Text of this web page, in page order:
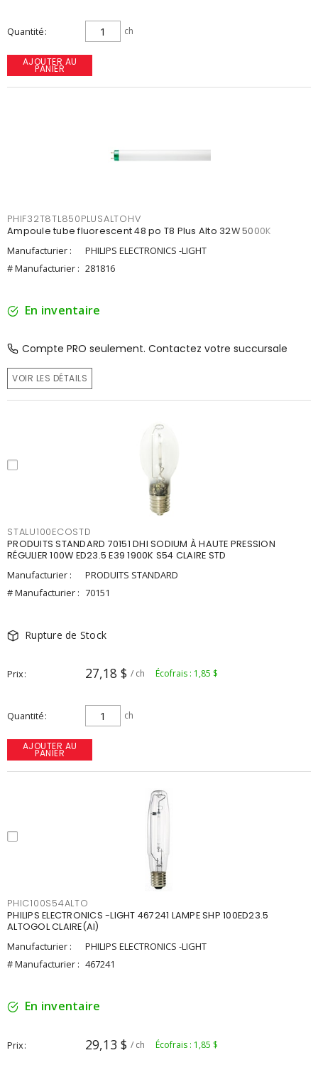
Quantité ch
AJOUTER AU
PANIER
PHIF32T8TL850PLUSALTOHV
Ampoule tube fluorescent 48 po T8 Plus Alto 32W 5000K
Manufacturier :
PHILIPS ELECTRONICS -LIGHT
# Manufacturier : 281816
En inventaire
Compte PRO seulement. Contactez votre succursale
VOIR LES DÉTAILS
STALU100ECOSTD
PRODUITS STANDARD 70151 DHI SODIUM À HAUTE PRESSION
RÉGULIER 100W ED23.5 E39 1900K S54 CLAIRE STD
Manufacturier :
PRODUITS STANDARD
# Manufacturier : 70151
Rupture de Stock
Prix 27,18 $ / ch Écofrais : 1,85 $
Quantité ch
AJOUTER AU
PANIER
PHIC100S54ALTO
PHILIPS ELECTRONICS -LIGHT 467241 LAMPE SHP 100ED23.5
ALTOGOL CLAIRE(AI)
Manufacturier :
PHILIPS ELECTRONICS -LIGHT
# Manufacturier : 467241
En inventaire
Prix 29,13 $ / ch Écofrais : 1,85 $